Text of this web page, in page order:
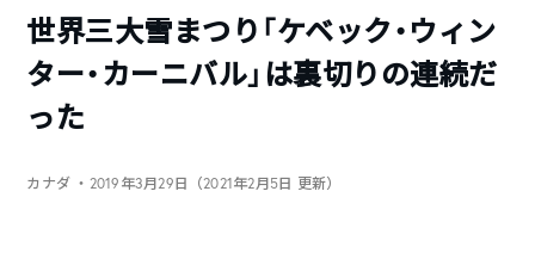
世界三大雪まつり「ケベック・ウィン
ター・カーニバル」は裏切りの連続だ
った
カナダ ・2019年3月29日（2021年2月5日 更新）